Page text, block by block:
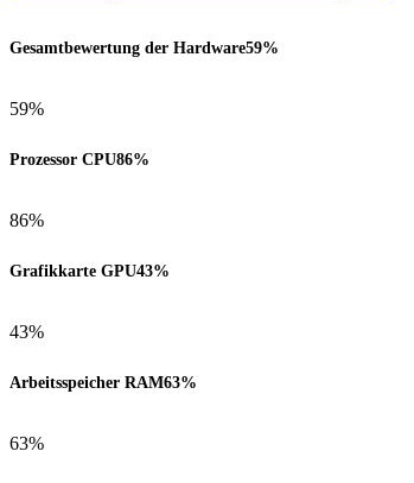
Gesamtbewertung der Hardware59%
59%
Prozessor CPU86%
86%
Grafikkarte GPU43%
43%
Arbeitsspeicher RAM63%
63%